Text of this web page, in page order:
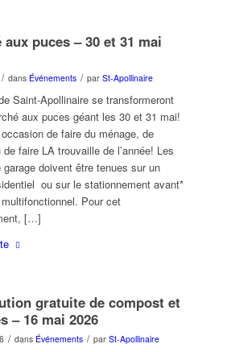
aux puces – 30 et 31 mai
/ dans Événements / par St-Apollinaire
Saint-Apollinaire se transformeront
aux puces géant les 30 et 31 mai!
de faire du ménage, de
faire LA trouvaille de l’année! Les
doivent être tenues sur un
ou sur le stationnement avant*
Pour cet
[…]
gratuite de compost et
– 16 mai 2026
/ dans Événements / par St-Apollinaire